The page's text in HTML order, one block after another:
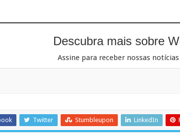
Descubra mais sobre
Assine para receber nossas
Twitter Stumbleupon LinkedIn